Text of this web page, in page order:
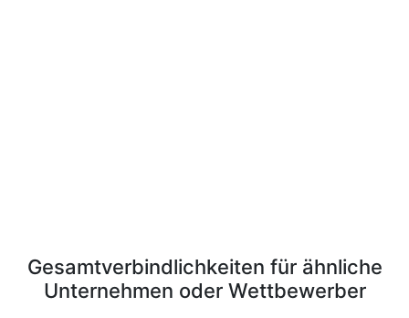
Gesamtverbindlichkeiten für ähnliche
Unternehmen oder Wettbewerber